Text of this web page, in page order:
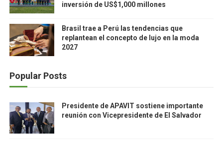
inversión de US$1,000 millones
Brasil trae a Perú las tendencias que
replantean el concepto de lujo en la moda
2027
Popular Posts
Presidente de APAVIT sostiene importante
reunión con Vicepresidente de El Salvador